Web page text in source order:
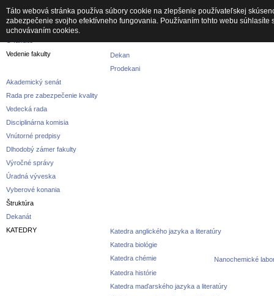
Fakulta
Vedenie fakulty
Dekan
Prodekani
Akademický senát
Rada pre zabezpečenie kvality
Vedecká rada
Disciplinárna komisia
Vnútorné predpisy
Dlhodobý zámer fakulty
Výročné správy
Úradná výveska
Vyberové konania
Štruktúra
Dekanát
KATEDRY
Katedra anglického jazyka a literatúry
Katedra biológie
Katedra chémie
Nanochemické
Katedra histórie
Katedra maďarského jazyka a literatúry
Táto webová stránka používa súbory cookie na zlepšenie používateľskej
zabezpečenie svojho efektívneho fungovania. Používaním tohto webu súhlasíte
uchovávaním cookies.